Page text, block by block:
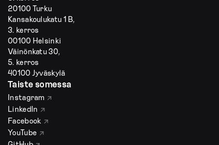
20100 Turku
Kansakoulukatu 1 B,
3. kerros
00100 Helsinki
Väinönkatu 30,
5. kerros
40100 Jyväskylä
Taiste somessa
Instagram
LinkedIn
Facebook
YouTube